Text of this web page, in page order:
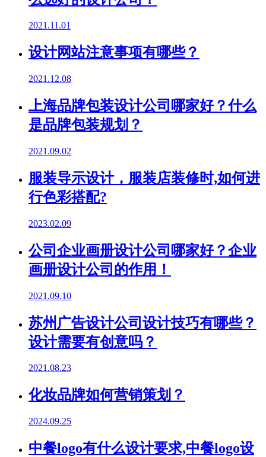
2021.11.01
设计网站注意事项有哪些？
2021.12.08
上海品牌包装设计公司哪家好？什么
是品牌包装规划？
2021.09.02
服装导示设计，服装店装修时,如何进
行色彩搭配?
2023.02.09
公司企业画册设计公司哪家好？企业
画册设计公司的作用！
2021.09.10
苏州广告设计公司设计技巧有哪些？
设计需要有创意吗？
2021.08.23
化妆品牌如何营销策划？
2024.09.25
中餐logo有什么设计要求,中餐logo设